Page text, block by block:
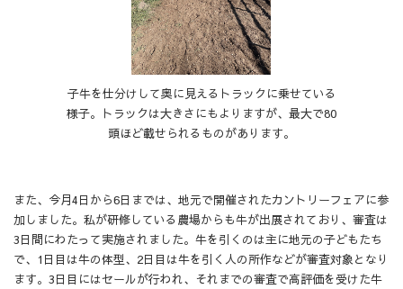
子牛を仕分けして奥に見えるトラックに乗せている
様子。トラックは大きさにもよりますが、最大で80
頭ほど載せられるものがあります。
また、今月4日から6日までは、地元で開催されたカントリーフェアに参
加しました。私が研修している農場からも牛が出展されており、審査は
3日間にわたって実施されました。牛を引くのは主に地元の子どもたち
で、1日目は牛の体型、2日目は牛を引く人の所作などが審査対象となり
ます。3日目にはセールが行われ、それまでの審査で高評価を受けた牛